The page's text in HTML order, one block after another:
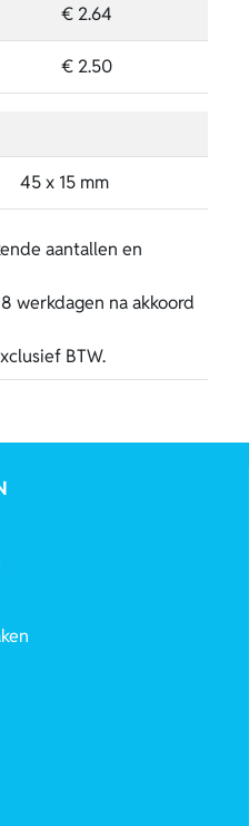
€ 2.64
€ 2.50
45 x 15 mm
aantallen en
werkdagen na akkoord
BTW.